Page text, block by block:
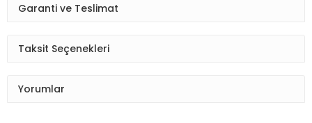
Garanti ve Teslimat
Taksit Seçenekleri
Yorumlar